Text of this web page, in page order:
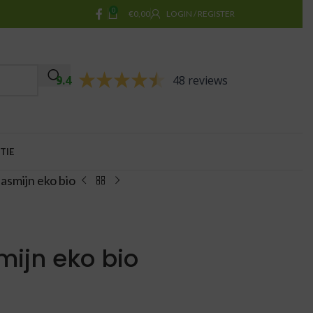
0 €0,00 LOGIN / REGISTER
9.4 48 reviews
eko bio
eko bio